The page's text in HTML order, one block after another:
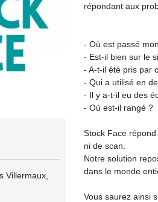
Villermaux
répondant aux
- Où est passé
- Est-il bien sur le
- A-t-il été pris par
- Qui a utilisé en
- Il y a-t-il eu des
- Où est-il rangé ?
Stock Face
ni de scan.
Notre solution
dans le monde
Vous saurez ainsi